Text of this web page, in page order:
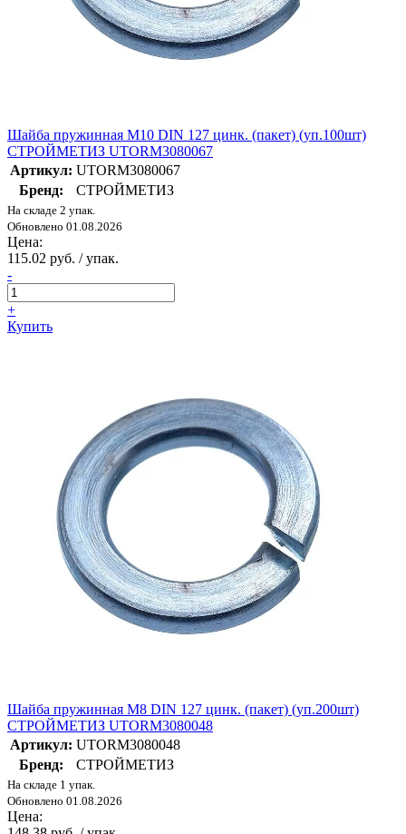
Шайба пружинная М10 DIN 127 цинк. (пакет) (уп.100шт)
СТРОЙМЕТИЗ UTORM3080067
Артикул: UTORM3080067
Бренд:
СТРОЙМЕТИЗ
На складе 2 упак.
Обновлено 01.08.2026
Цена:
115.02 руб. / упак.
-
+
Купить
Шайба пружинная М8 DIN 127 цинк. (пакет) (уп.200шт)
СТРОЙМЕТИЗ UTORM3080048
Артикул: UTORM3080048
Бренд:
СТРОЙМЕТИЗ
На складе 1 упак.
Обновлено 01.08.2026
Цена: